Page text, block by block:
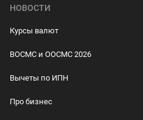
НОВОСТИ
Курсы валют
ВОСМС и ООСМС 2026
Вычеты по ИПН
Про бизнес